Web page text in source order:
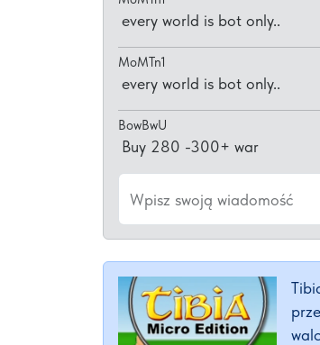
every world is bot only..
MoMTn1
every world is bot only..
BowBwU
Buy 280 -300+ war
Wpisz swoją wiadomość